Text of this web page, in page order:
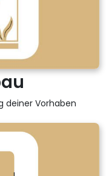
deiner Vorhaben